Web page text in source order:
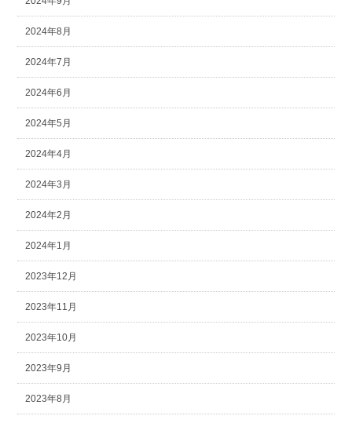
2024年8月
2024年7月
2024年6月
2024年5月
2024年4月
2024年3月
2024年2月
2024年1月
2023年12月
2023年11月
2023年10月
2023年9月
2023年8月